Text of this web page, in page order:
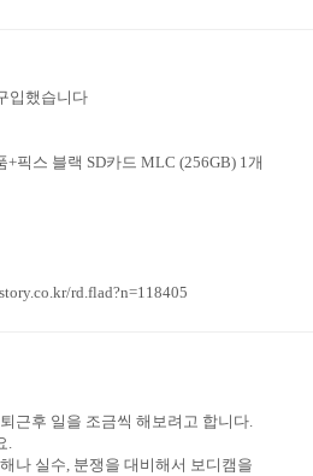
입했습니다
픽스 블랙 SD카드 MLC (256GB) 1개
rd.flad?n=118405
근후 일을 조금씩 해보려고 합니다.
.
나 실수, 분쟁을 대비해서 보디캠을